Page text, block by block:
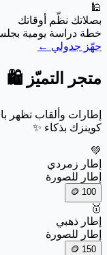
🕌
بصلاتك نظّم أوقاتك
خطة دراسة يومية
جهّز جدولي ←
متجر التميّز 🛍️
إطارات وألقاب
كوينزك بذكاء ✨
💚
إطار زمردي
إطار للصورة
100
🥇
إطار ذهبي
إطار للصورة
150